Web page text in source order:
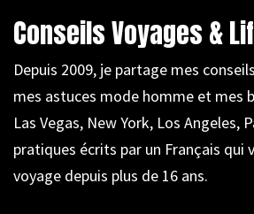
Conseils Voyages &
Depuis 2009, je partage mes
mes astuces mode homme et mes
Las Vegas, New York, Los Angeles,
pratiques écrits par un Français qui
voyage depuis plus de 16 ans.